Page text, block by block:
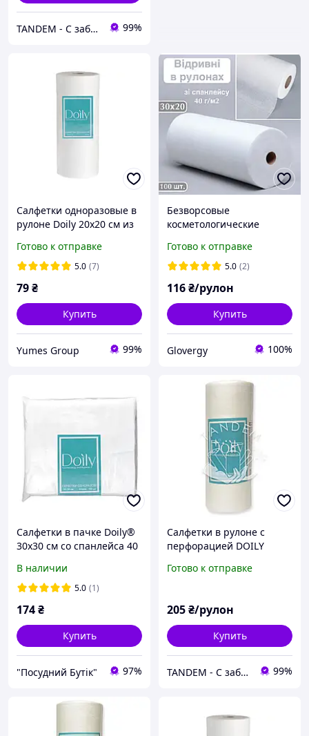
TANDEM - С заботой о Вас и ваших клиентах 99%
Салфетки одноразовые в
рулоне Doily 20х20 см из
шт/рул) сетка
Готово к отправке
5.0 (7)
79₴
Купить
Yumes Group 99%
Безворсовые
косметологические
рулоне из спанлейса с
гладкой текстурой 100
Готово к отправке
5.0 (2)
116₴/рулон
Купить
Glovergy 100%
Салфетки в пачке Doily®
30х30 см со спанлейса 40
Текстура: гладкая
В наличии
5.0 (1)
174₴
Купить
"Посудний Бутік" 97%
Салфетки в рулоне с
перфорацией DOILY
(100 шт), структура
Готово к отправке
205₴/рулон
Купить
TANDEM - С заботой о Вас и ваших клиентах 99%